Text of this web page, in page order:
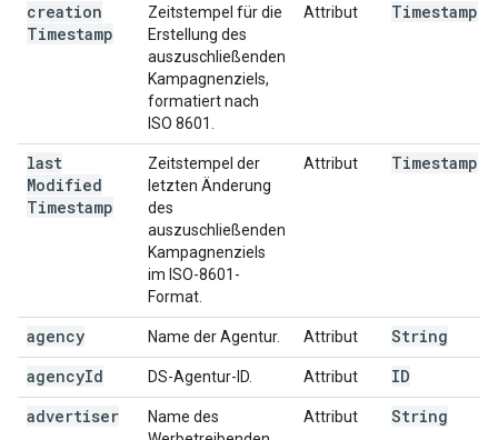
creation
Timestamp
Zeitstempel für die
Erstellung des
auszuschließenden
Kampagnenziels,
formatiert nach
ISO 8601.
Attribut Timestamp
last
Modified
Timestamp
Zeitstempel der
letzten Änderung
des
auszuschließenden
Kampagnenziels
im ISO-8601-
Format.
Attribut Timestamp
agency Name der Agentur. Attribut String
agencyId DS-Agentur-ID. Attribut ID
advertiser
Name des
Attribut String